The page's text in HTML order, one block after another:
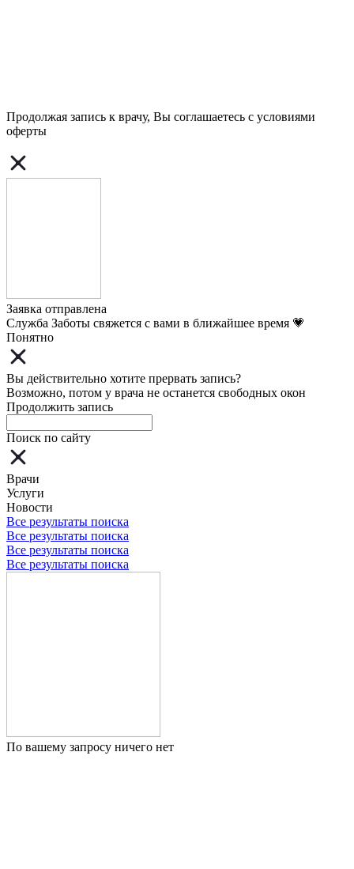
Продолжая запись к врачу, Вы соглашаетесь с условиями
оферты
Заявка отправлена
Служба Заботы свяжется с вами в ближайшее время 💗
Понятно
Вы действительно хотите прервать запись?
Возможно, потом у врача не останется свободных окон
Продолжить запись
Поиск по сайту
Врачи
Услуги
Новости
Все результаты поиска
Все результаты поиска
Все результаты поиска
Все результаты поиска
По вашему запросу ничего нет